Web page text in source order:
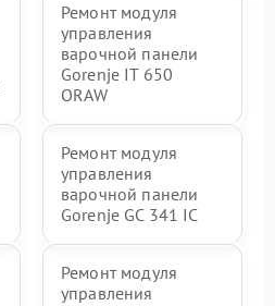
Ремонт модуля
управления
варочной панели
Gorenje IT 650
ORAW
Ремонт модуля
управления
варочной панели
Gorenje GC 341 IC
Ремонт модуля
управления